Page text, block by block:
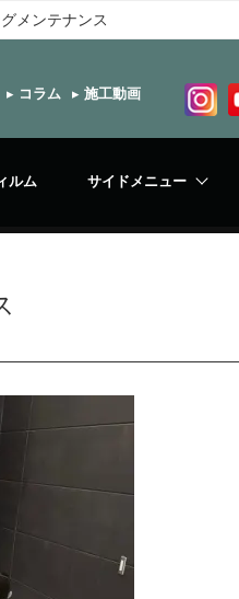
メンテナンス
▸ コラム ▸ 施工動画
ルム サイドメニュー